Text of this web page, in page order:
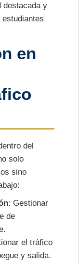
destacada y
en
del
solo
sino
: Gestionar
de
el tráfico
y salida.